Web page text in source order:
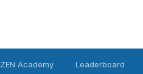
ZEN Academy Leaderboard